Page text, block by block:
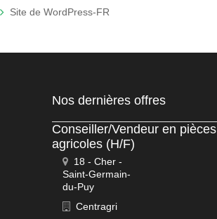
Site de WordPress-FR
Nos dernières offres
Conseiller/Vendeur en pièces
agricoles (H/F)
18 - Cher -
Saint-Germain-
du-Puy
Centragri